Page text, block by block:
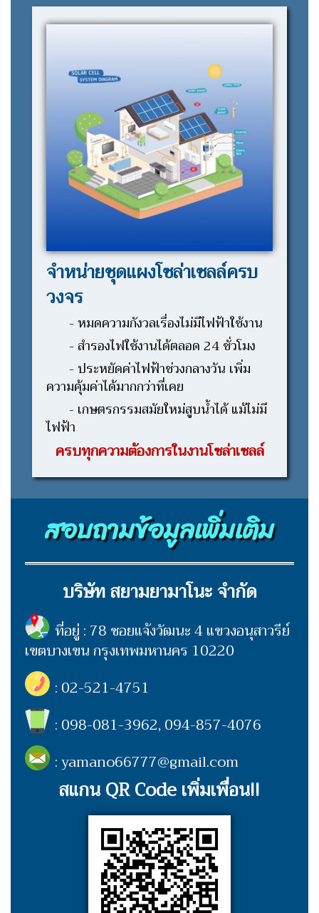
จำหน่ายชุดแผงโซล่าเซลล์ครบ
วงจร
- หมดความกังวลเรื่องไม่มีไฟฟ้าใช้งาน
- สำรองไฟใช้งานได้ตลอด 24 ชั่วโมง
- ประหยัดค่าไฟฟ้าช่วงกลางวัน เพิ่ม
ความคุ้มค่าได้มากกว่าที่เคย
- เกษตรกรรมสมัยใหม่สูบน้ำได้ แม้ไม่มี
ไฟฟ้า
ครบทุกความต้องการในงานโซล่าเซลล์
สอบถามข้อมูลเพิ่มเติม
บริษัท สยามยามาโนะ จำกัด
ที่อยู่ : 78 ซอยแจ้งวัฒนะ 4 แขวงอนุสาวรีย์
เขตบางเขน กรุงเทพมหานคร 10220
: 02-521-4751
: 098-081-3962, 094-857-4076
: yamano66777@gmail.com
สแกน QR Code เพิ่มเพื่อน!!